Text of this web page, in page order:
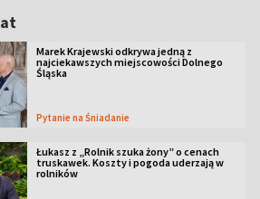
Marek Krajewski odkrywa jedną z
najciekawszych miejscowości Dolnego
Śląska
Pytanie na Śniadanie
Łukasz z „Rolnik szuka żony” o cenach
truskawek. Koszty i pogoda uderzają w
rolników